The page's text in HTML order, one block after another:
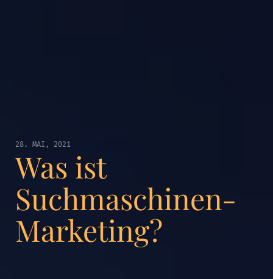
28. MAI, 2021
Was ist
Suchmaschinen-
Marketing?